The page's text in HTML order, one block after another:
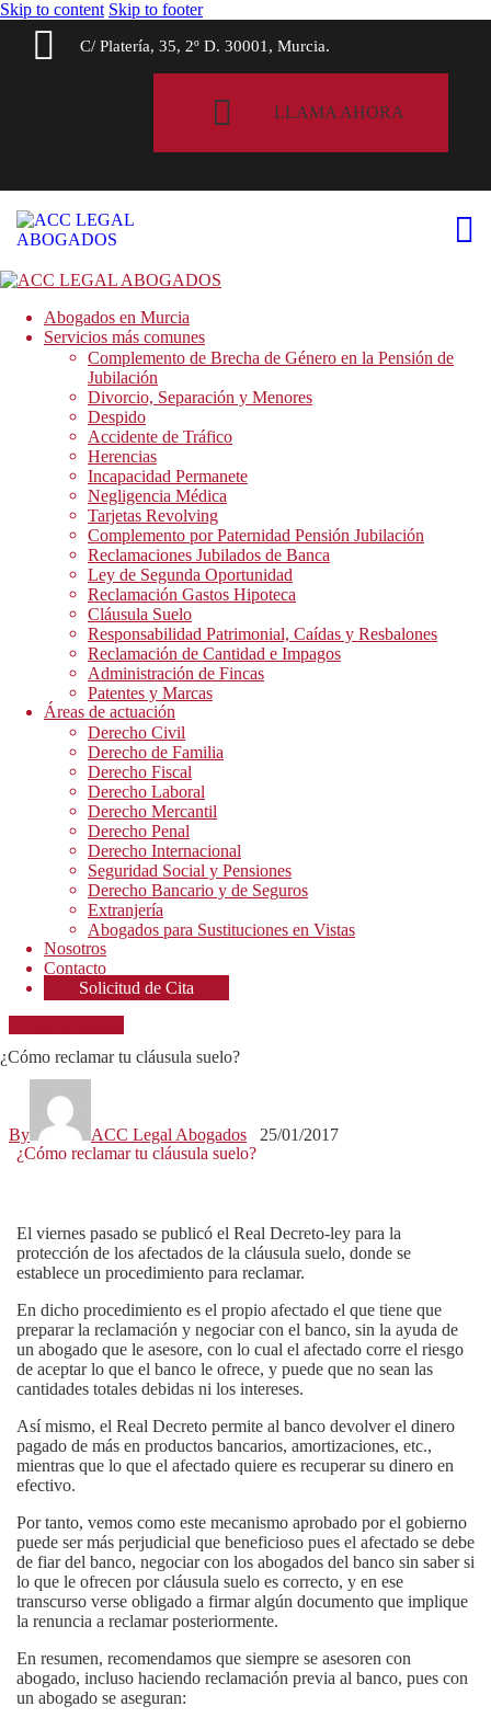
Skip to content Skip to footer
C/ Platería, 35, 2º D. 30001, Murcia.
LLAMA AHORA
Abogados en Murcia
Servicios más comunes
Complemento de Brecha de Género en la Pensión de
Jubilación
Divorcio, Separación y Menores
Despido
Accidente de Tráfico
Herencias
Incapacidad Permanete
Negligencia Médica
Tarjetas Revolving
Complemento por Paternidad Pensión Jubilación
Reclamaciones Jubilados de Banca
Ley de Segunda Oportunidad
Reclamación Gastos Hipoteca
Cláusula Suelo
Responsabilidad Patrimonial, Caídas y Resbalones
Reclamación de Cantidad e Impagos
Administración de Fincas
Patentes y Marcas
Áreas de actuación
Derecho Civil
Derecho de Familia
Derecho Fiscal
Derecho Laboral
Derecho Mercantil
Derecho Penal
Derecho Internacional
Seguridad Social y Pensiones
Derecho Bancario y de Seguros
Extranjería
Abogados para Sustituciones en Vistas
Nosotros
Contacto
Solicitud de Cita
¿Cómo reclamar tu cláusula suelo?
By ACC Legal Abogados
25/01/2017
¿Cómo reclamar tu cláusula suelo?
El viernes pasado se publicó el Real Decreto-ley para la
protección de los afectados de la cláusula suelo, donde se
establece un procedimiento para reclamar.
En dicho procedimiento es el propio afectado el que tiene que
preparar la reclamación y negociar con el banco, sin la ayuda de
un abogado que le asesore, con lo cual el afectado corre el riesgo
de aceptar lo que el banco le ofrece, y puede que no sean las
cantidades totales debidas ni los intereses.
Así mismo, el Real Decreto permite al banco devolver el dinero
pagado de más en productos bancarios, amortizaciones, etc.,
mientras que lo que el afectado quiere es recuperar su dinero en
efectivo.
Por tanto, vemos como este mecanismo aprobado por el gobierno
puede ser más perjudicial que beneficioso pues el afectado se debe
de fiar del banco, negociar con los abogados del banco sin saber si
lo que le ofrecen por cláusula suelo es correcto, y en ese
transcurso verse obligado a firmar algún documento que implique
la renuncia a reclamar posteriormente.
En resumen, recomendamos que siempre se asesoren con
abogado, incluso haciendo reclamación previa al banco, pues con
un abogado se aseguran: